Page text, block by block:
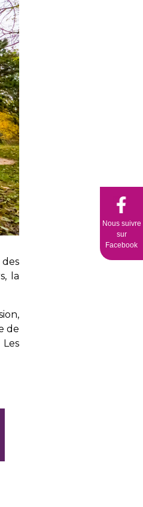
des
la
de
Nous suivre
sur
Facebook